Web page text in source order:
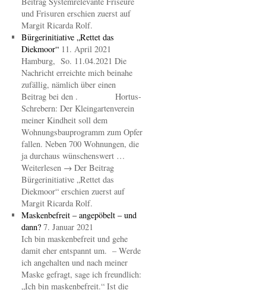
und Frisuren erschien zuerst auf
Margit Ricarda Rolf.
Bürgerinitiative „Rettet das
Diekmoor“ 11. April 2021
Hamburg, So. 11.04.2021 Die
Nachricht erreichte mich beinahe
zufällig, nämlich über einen
Beitrag bei den . Hortus-
Schrebern: Der Kleingartenverein
meiner Kindheit soll dem
Wohnungsbauprogramm zum Opfer
fallen. Neben 700 Wohnungen, die
ja durchaus wünschenswert …
Weiterlesen → Der Beitrag
Bürgerinitiative „Rettet das
Diekmoor“ erschien zuerst auf
Margit Ricarda Rolf.
Maskenbefreit – angepöbelt – und
dann? 7. Januar 2021
Ich bin maskenbefreit und gehe
damit eher entspannt um. – Werde
ich angehalten und nach meiner
Maske gefragt, sage ich freundlich:
„Ich bin maskenbefreit.“ Ist die